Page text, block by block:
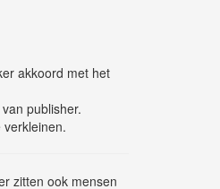
akkoord met het
publisher.
zitten ook mensen